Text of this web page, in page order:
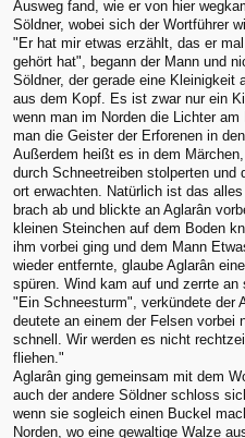
Ausweg fand, wie er von hier
Söldner, wobei sich der Wortführer
"Er hat mir etwas erzählt, das er
gehört hat", begann der Mann und
Söldner, der gerade eine
aus dem Kopf. Es ist zwar nur ein
wenn man im Norden die Lichter
man die Geister der Erforenen in
Außerdem heißt es in dem
durch Schneetreiben stolperten und
ort erwachten. Natürlich ist das
brach ab und blickte an Aglarân
kleinen Steinchen auf dem Boden
ihm vorbei ging und dem Mann
wieder entfernte, glaube Aglarân
spüren. Wind kam auf und zerrte
"Ein Schneesturm", verkündete der
deutete an einem der Felsen vorbei
schnell. Wir werden es nicht
fliehen."
Aglarân ging gemeinsam mit dem
auch der andere Söldner schloss
wenn sie sogleich einen Buckel
Norden, wo eine gewaltige Walze